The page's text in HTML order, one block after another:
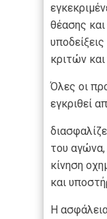
θέασης
κριτών
Όλες οι
εγκριθεί
του
κίνηση
και
Η